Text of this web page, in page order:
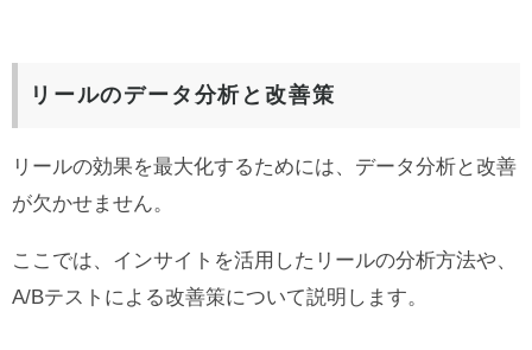
リールのデータ分析と改善策
リールの効果を最大化するためには、データ分析と改善
が欠かせません。
ここでは、インサイトを活用したリールの分析方法や、
A/Bテストによる改善策について説明します。